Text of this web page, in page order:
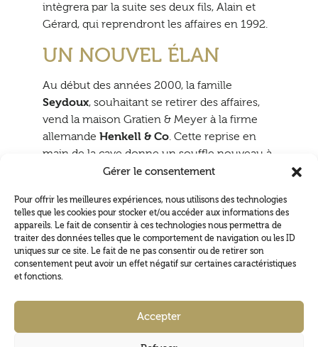
Gérer le consentement
Pour offrir les meilleures expériences, nous utilisons des technologies
telles que les cookies pour stocker et/ou accéder aux informations des
appareils. Le fait de consentir à ces technologies nous permettra de
traiter des données telles que le comportement de navigation ou les ID
uniques sur ce site. Le fait de ne pas consentir ou de retirer son
consentement peut avoir un effet négatif sur certaines caractéristiques
et fonctions.
Accepter
intègrera par la suite ses deux fils, Alain et
Gérard, qui reprendront les affaires en 1992.
UN NOUVEL ÉLAN
Au début des années 2000, la famille
Seydoux, souhaitant se retirer des affaires,
vend la maison Gratien & Meyer à la firme
allemande Henkell & Co . Cette reprise en
main de la cave donne un souffle nouveau à
l’entreprise qui se modernise et investit dans
rénovation de la façade du château Gratien
et de son parc, le grand parking au pied du
domaine, l’installation de nouvelles
machines de production et la création d’une
salle de réception « Balcon Sur Loire »
Aujourd’hui, les caves Gratien & Meyer, avec
plus de 150 ans de traditions sont
résolument tournées vers l’avenir…